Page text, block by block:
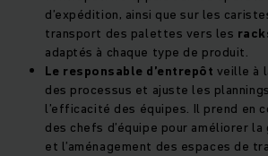
d’expédition, ainsi que sur les
transport des palettes vers les
adaptés à chaque type de produit.
Le responsable d’entrepôt veille à
des processus et ajuste les
l’efficacité des équipes. Il prend en
des chefs d’équipe pour améliorer
et l’aménagement des espaces de